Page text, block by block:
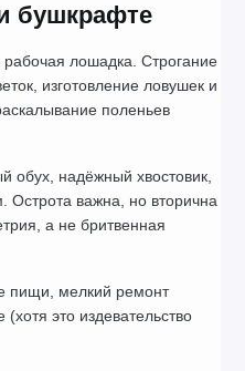
бушкрафте
лошадка. Строгание
изготовление ловушек и
поленьев
обух, надёжный хвостовик,
Острота важна, но вторична
а не бритвенная
пищи, мелкий ремонт
это издевательство